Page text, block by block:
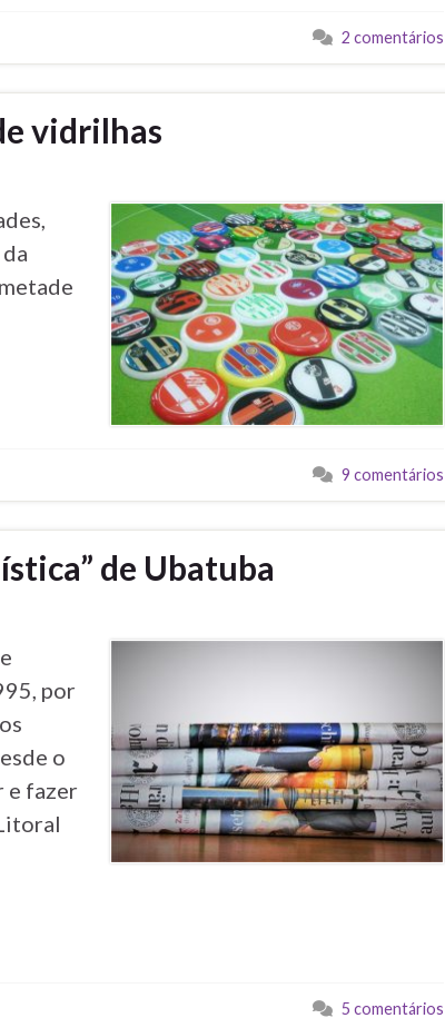
2 comentários
vidrilhas
9 comentários
de Ubatuba
por
o
e fazer
5 comentários